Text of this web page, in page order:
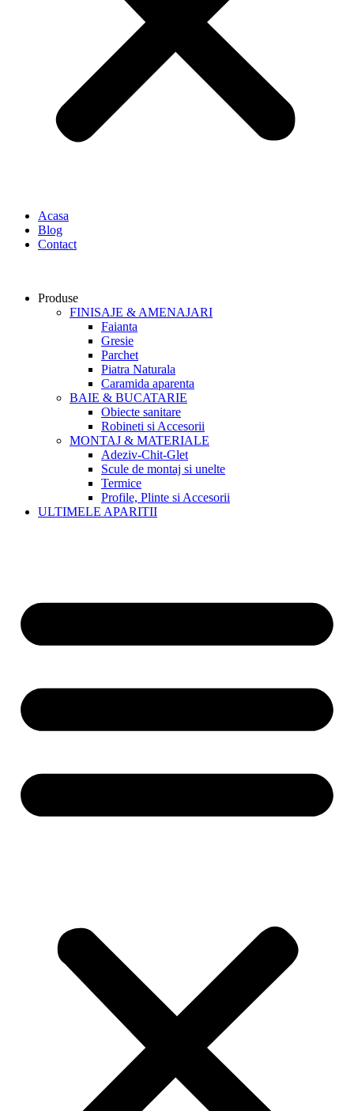
Acasa
Blog
Contact
Produse
FINISAJE & AMENAJARI
Faianta
Gresie
Parchet
Piatra Naturala
Caramida aparenta
BAIE & BUCATARIE
Obiecte sanitare
Robineti si Accesorii
MONTAJ & MATERIALE
Adeziv-Chit-Glet
Scule de montaj si unelte
Termice
Profile, Plinte si Accesorii
ULTIMELE APARITII